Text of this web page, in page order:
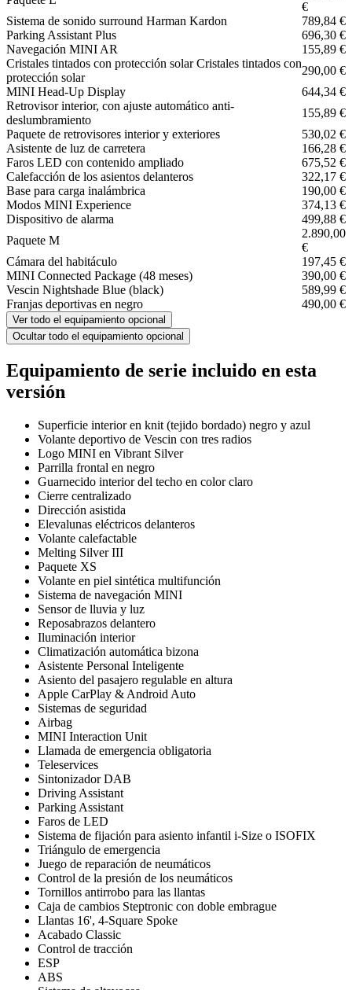
€
Sistema de sonido surround Harman Kardon
789,84 €
Parking Assistant Plus
696,30 €
Navegación MINI AR
155,89 €
Cristales tintados con protección solar Cristales tintados con
protección solar
290,00 €
MINI Head-Up Display
644,34 €
Retrovisor interior, con ajuste automático anti-
deslumbramiento
155,89 €
Paquete de retrovisores interior y exteriores
530,02 €
Asistente de luz de carretera
166,28 €
Faros LED con contenido ampliado
675,52 €
Calefacción de los asientos delanteros
322,17 €
Base para carga inalámbrica
190,00 €
Modos MINI Experience
374,13 €
Dispositivo de alarma
499,88 €
Paquete M
2.890,00
€
Cámara del habitáculo
197,45 €
MINI Connected Package (48 meses)
390,00 €
Vescin Nightshade Blue (black)
589,99 €
Franjas deportivas en negro
490,00 €
Ver todo el equipamiento opcional
Ocultar todo el equipamiento opcional
Equipamiento de serie incluido en esta
versión
Superficie interior en knit (tejido bordado) negro y azul
Volante deportivo de Vescin con tres radios
Logo MINI en Vibrant Silver
Parrilla frontal en negro
Guarnecido interior del techo en color claro
Cierre centralizado
Dirección asistida
Elevalunas eléctricos delanteros
Volante calefactable
Melting Silver III
Paquete XS
Volante en piel sintética multifunción
Sistema de navegación MINI
Sensor de lluvia y luz
Reposabrazos delantero
Iluminación interior
Climatización automática bizona
Asistente Personal Inteligente
Asiento del pasajero regulable en altura
Apple CarPlay & Android Auto
Sistemas de seguridad
Airbag
MINI Interaction Unit
Llamada de emergencia obligatoria
Teleservices
Sintonizador DAB
Driving Assistant
Parking Assistant
Faros de LED
Sistema de fijación para asiento infantil i-Size o ISOFIX
Triángulo de emergencia
Juego de reparación de neumáticos
Control de la presión de los neumáticos
Tornillos antirrobo para las llantas
Caja de cambios Steptronic con doble embrague
Llantas 16', 4-Square Spoke
Acabado Classic
Control de tracción
ESP
ABS